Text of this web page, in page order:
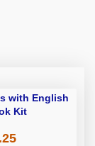
with English
Kit